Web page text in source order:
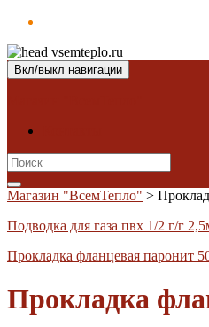
Вкл/выкл навигации
Search
for:
Магазин "ВсемТепло" >
Подводка для газа пвх 1/2 г/г
Прокладка фланцевая паронит
Прокладка